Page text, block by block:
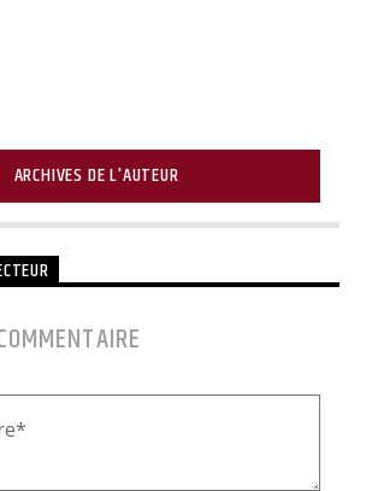
ARCHIVES DE L'AUTEUR